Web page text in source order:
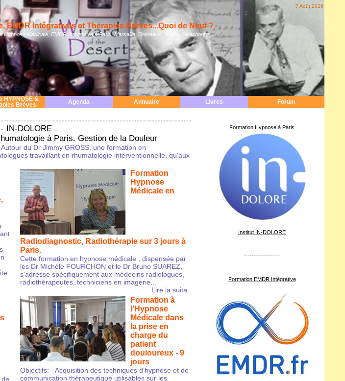
7 Août 2026
EMDR Intégratives et Thérapies Brèves...Quoi de Neuf ?
Hypnose Médicale, EMDR Intégrative à Paris, Marseille, Bordeaux, Nancy, Strasbourg
HYPNOSE &
Brèves
Agenda Annuaire Livres Forum
IN-DOLORE
à Paris. Gestion de la Douleur
du Dr Jimmy GROSS, une formation en
travaillant en rhumatologie interventionnelle, qu'aux
Formation
Hypnose
Médicale en
Radiodiagnostic, Radiothérapie sur 3 jours à
Paris.
Cette formation en hypnose médicale , dispensée par
les Dr Michèle FOURCHON et le Dr Bruno SUAREZ,
s’adresse spécifiquement aux médecins radiologues,
radiothérapeutes, techniciens en imagerie...
Lire la suite
Formation à
l’Hypnose
Médicale dans
la prise en
charge du
patient
douloureux - 9
jours
Objectifs: - Acquisition des techniques d’hypnose et de
communication thérapeutique utilisables sur les
Formation Hypnose à Paris
Institut IN-DOLORE
-------------------
Formation EMDR Intégrative